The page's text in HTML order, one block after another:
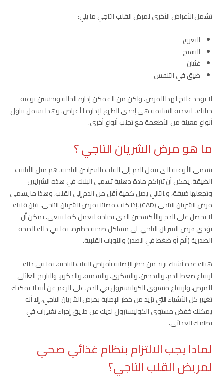
تشمل الأعراض الأخرى لمرض القلب التاجي ما يلي:
التعرق
التشنج
غثيان
ضيق في التنفس
لا يوجد علاج لهذا المرض، ولكن من الممكن إدارة الحالة وتحسين نوعية
حياتك. التغذية السليمة هي إحدى الطرق لإدارة الأعراض. وهذا يشمل تناول
أنواع معينة من الأطعمة مع تجنب أنواع أخرى.
ما هو مرض الشريان التاجي ؟
تسمى الأوعية التي تنقل الدم إلى القلب بالشرايين التاجية. هم مثل الأنابيب
الضيقة. يمكن أن تتراكم مادة دهنية تسمى البلاك في هذه الشرايين
وتجعلها ضيقة، وبالتالي يصل كمية أقل من الدم إلى القلب. وهذا ما يسمى
مرض الشريان التاجي (CAD). إذا كنت مصابًا بمرض الشريان التاجي، فإن قلبك
لا يحصل على الدم والأكسجين الذي يحتاجه ليعمل كما ينبغي. يمكن أن
يؤدي مرض الشريان التاجي إلى مشاكل صحية خطيرة، بما في ذلك الذبحة
الصدرية (ألم أو ضغط في الصدر) والنوبات القلبية.
هناك عدة أشياء تزيد من خطر الإصابة بأمراض القلب التاجية، بما في ذلك
ارتفاع ضغط الدم، والتدخين، والسكري، والسمنة، والذكور، والتاريخ العائلي
للمرض، وارتفاع مستوى الكوليسترول في الدم. على الرغم من أنه لا يمكنك
تغيير كل الأشياء التي تزيد من خطر الإصابة بمرض الشريان التاجي، إلا أنه
يمكنك خفض مستوى الكوليسترول لديك عن طريق إجراء تغييرات في
نظامك الغذائي.
لماذا يجب الالتزام بنظام غذائي صحي
لمريض القلب التاجي؟